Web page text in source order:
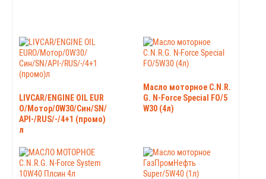
LIVCAR/ENGINE OIL EUR
O/Мотор/0W30/Син/SN/
API-/RUS/-/4+1 (промо)
л
Масло моторное C.N.R.
G. N-Force Special FO/5
W30 (4л)